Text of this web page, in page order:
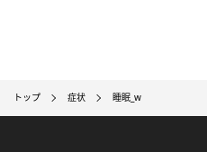
トップ 症状 睡眠_w